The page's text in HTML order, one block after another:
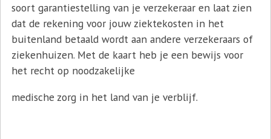
soort garantiestelling van je verzekeraar en laat zien
dat de rekening voor jouw ziektekosten in het
buitenland betaald wordt aan andere verzekeraars of
ziekenhuizen. Met de kaart heb je een bewijs voor
het recht op noodzakelijke
medische zorg in het land van je verblijf.